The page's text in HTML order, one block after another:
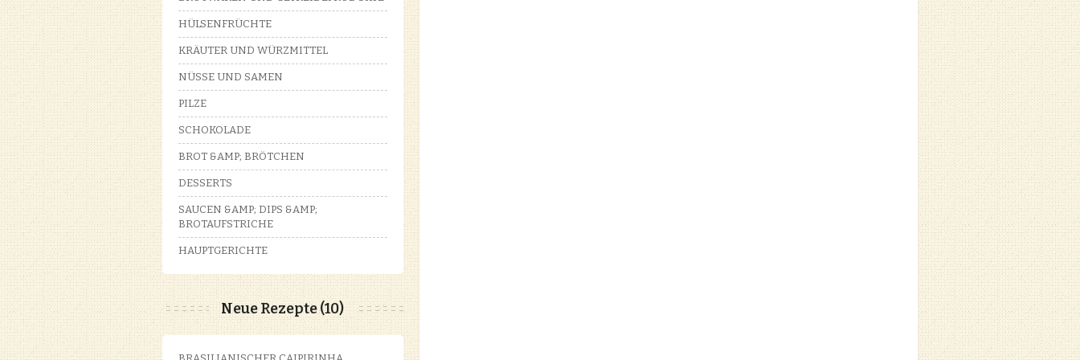
HÜLSENFRÜCHTE
KRÄUTER UND WÜRZMITTEL
NÜSSE UND SAMEN
PILZE
SCHOKOLADE
BROT &AMP; BRÖTCHEN
DESSERTS
SAUCEN &AMP; DIPS &AMP;
BROTAUFSTRICHE
HAUPTGERICHTE
Neue Rezepte (10)